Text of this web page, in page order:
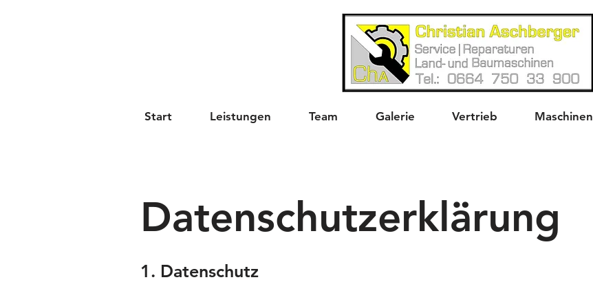
Start Leistungen Team Galerie Vertrieb Maschinen
Datenschutzerklärung
1. Datenschutz